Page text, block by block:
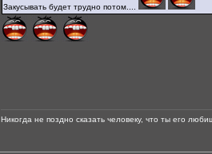
Закусывать будет трудно потом....
Никогда не поздно сказать человеку, что ты его